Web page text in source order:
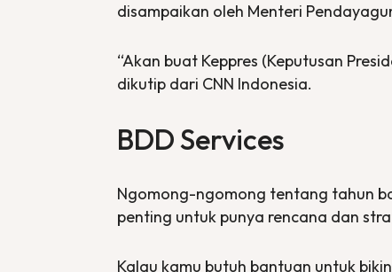
disampaikan oleh Menteri
“Akan buat Keppres (Keputusan
dikutip dari CNN Indonesia.
BDDServices
Ngomong-ngomong tentang tahun
penting untuk punya rencana dan
Kalau kamu butuh bantuan untuk